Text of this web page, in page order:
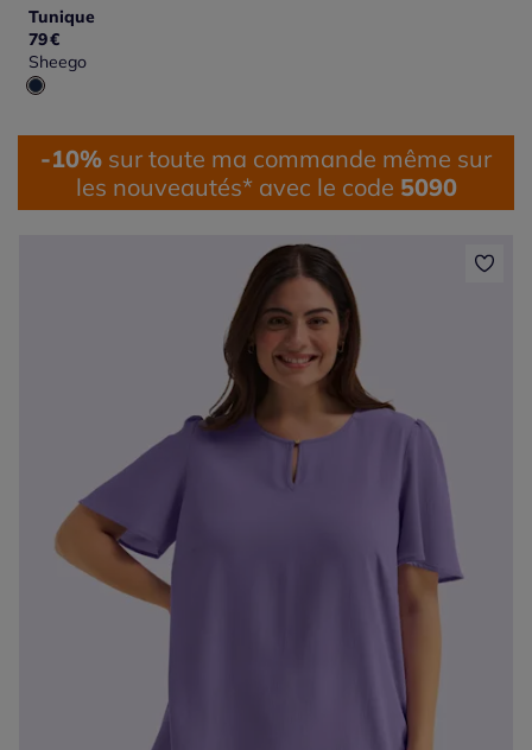
Tunique
79€
Sheego
-10% sur toute ma commande même sur
les nouveautés* avec le code 5090